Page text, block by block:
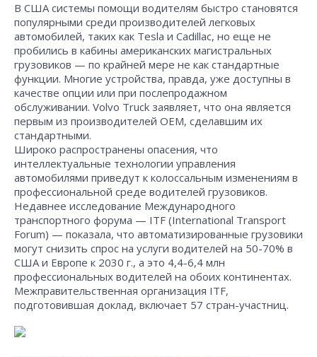
В США системы помощи водителям быстро становятся
популярными среди производителей легковых
автомобилей, таких как Tesla и Cadillac, но еще не
пробились в кабины американских магистральных
грузовиков — по крайней мере не как стандартные
функции. Многие устройства, правда, уже доступны в
качестве опции или при послепродажном
обслуживании. Volvo Truck заявляет, что она является
первым из производителей ОЕМ, сделавшим их
стандартными.
Широко распространены опасения, что
интеллектуальные технологии управления
автомобилями приведут к колоссальным изменениям в
профессиональной среде водителей грузовиков.
Недавнее исследование Международного
транспортного форума — ITF (International Transport
Forum) — показала, что автоматизированные грузовики
могут снизить спрос на услуги водителей на 50-70% в
США и Европе к 2030 г., а это 4,4-6,4 млн
профессиональных водителей на обоих континентах.
Межправительственная организация ITF,
подготовившая доклад, включает 57 стран-участниц.